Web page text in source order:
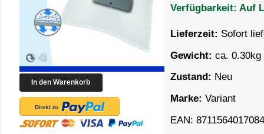
Verfügbarkeit: Auf
Lieferzeit: Sofort
Gewicht: ca. 0.30kg
Zustand: Neu
Marke: Variant
EAN: 8711564017084